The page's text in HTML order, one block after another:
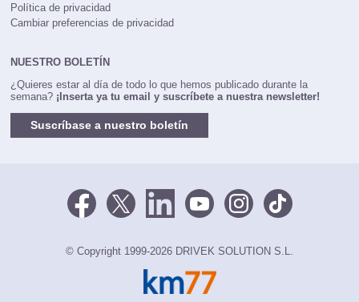
Política de privacidad
Cambiar preferencias de privacidad
NUESTRO BOLETÍN
¿Quieres estar al día de todo lo que hemos publicado durante la
semana? ¡Inserta ya tu email y suscríbete a nuestra newsletter!
Suscríbase a nuestro boletín
© Copyright 1999-2026 DRIVEK SOLUTION S.L.